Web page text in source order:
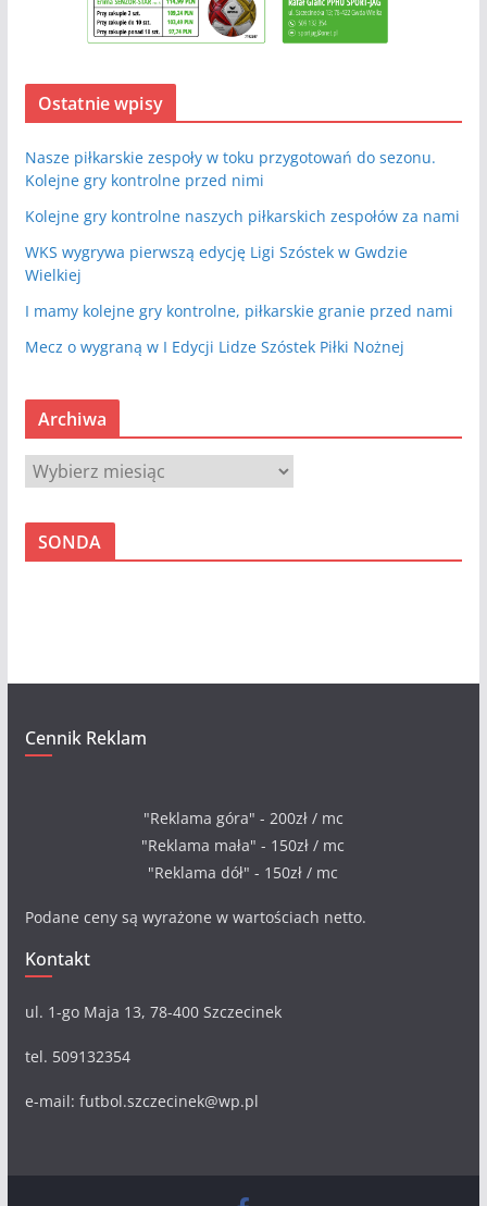
Ostatnie wpisy
Nasze piłkarskie zespoły w toku przygotowań do sezonu.
Kolejne gry kontrolne przed nimi
Kolejne gry kontrolne naszych piłkarskich zespołów za nami
WKS wygrywa pierwszą edycję Ligi Szóstek w Gwdzie
Wielkiej
I mamy kolejne gry kontrolne, piłkarskie granie przed nami
Mecz o wygraną w I Edycji Lidze Szóstek Piłki Nożnej
Archiwa
A
r
c
SONDA
Cennik Reklam
"Reklama góra" - 200zł / mc
"Reklama mała" - 150zł / mc
"Reklama dół" - 150zł / mc
Podane ceny są wyrażone w wartościach netto.
Kontakt
ul. 1-go Maja 13, 78-400 Szczecinek
tel. 509132354
e-mail: futbol.szczecinek@wp.pl